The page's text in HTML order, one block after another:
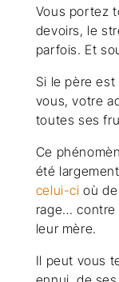
Vous portez
devoirs, le
parfois. Et
Si le père
vous, votre
toutes ses
Ce
été
celui-ci où
rage… contre
leur mère.
Il peut vous